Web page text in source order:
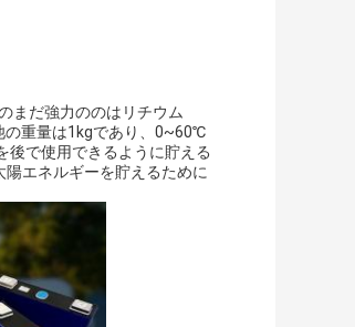
まだ強力ののはリチウム
の重量は1kgであり、0~60℃
で使用できるように貯える
エネルギーを貯えるために